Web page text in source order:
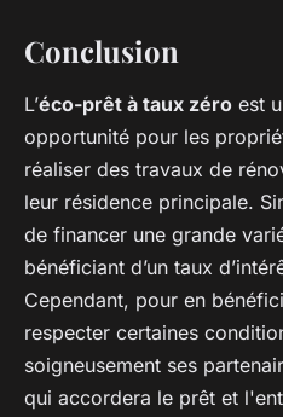
Conclusion
L’éco-prêt à taux zéro est
opportunité pour les
réaliser des travaux de
leur résidence principale.
de financer une grande
bénéficiant d’un taux
Cependant, pour en
respecter certaines
soigneusement ses
qui accordera le prêt et